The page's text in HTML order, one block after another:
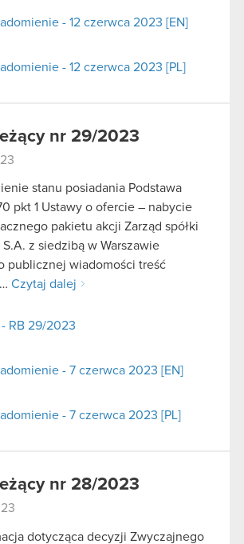
- 12 czerwca 2023 [EN]
- 12 czerwca 2023 [PL]
nr 29/2023
stanu posiadania Podstawa
pkt 1 Ustawy o ofercie – nabycie
pakietu akcji Zarząd spółki
S.A. z siedzibą w Warszawie
publicznej wiadomości treść
Czytaj dalej
- RB 29/2023
- 7 czerwca 2023 [EN]
- 7 czerwca 2023 [PL]
nr 28/2023
dotycząca decyzji Zwyczajnego